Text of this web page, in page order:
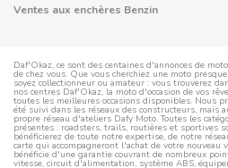
Ventes aux enchères Benzin
Daf'Okaz, ce sont des centaines d'annonces de
de chez vous. Que vous cherchiez une moto
soyez collectionneur ou amateur : vous trouverez
nos centres Daf'Okaz, la moto d'occasion de vos
toutes les meilleures occasions disponibles. Nous
été suivi dans les réseaux des constructeurs, mais
propre réseau d'ateliers Dafy Moto. Toutes les
présentes : roadsters, trails, routières et sportives
bénéficierez de toute notre expertise, de notre
carte qui accompagneront l'achat de votre nouveau
bénéficie d'une garantie couvrant de nombreux
vitesse, circuit d'alimentation, système ABS,